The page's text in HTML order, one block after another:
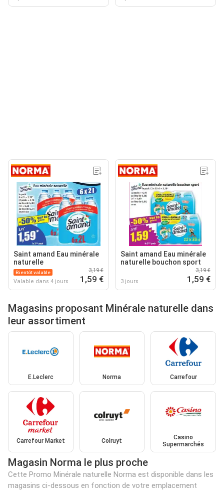
Saint amand Eau minérale
naturelle
Bientôt valable
Valable dans 4 jours
3,19 €
1,59 €
Saint amand Eau minérale
naturelle bouchon sport
3 jours
3,19 €
1,59 €
Magasins proposant Minérale naturelle dans
leur assortiment
E.Leclerc Norma Carrefour
Carrefour Market Colruyt
Casino
Supermarchés
Magasin Norma le plus proche
Cette Promo Minérale naturelle Norma est disponible dans les
magasins ci-dessous en fonction de votre emplacement